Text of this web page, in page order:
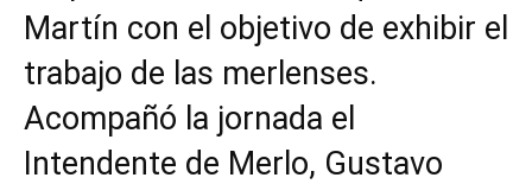
Martín con el objetivo de exhibir el
trabajo de las merlenses.
Acompañó la jornada el
Intendente de Merlo, Gustavo